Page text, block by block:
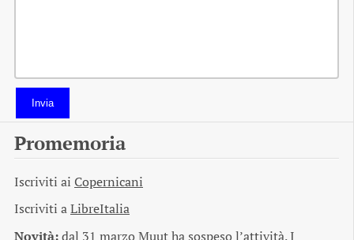
Invia
Promemoria
Iscriviti ai Copernicani
Iscriviti aLibreItalia
Novità:dal 31 marzo Muut ha sospeso l’attività. I